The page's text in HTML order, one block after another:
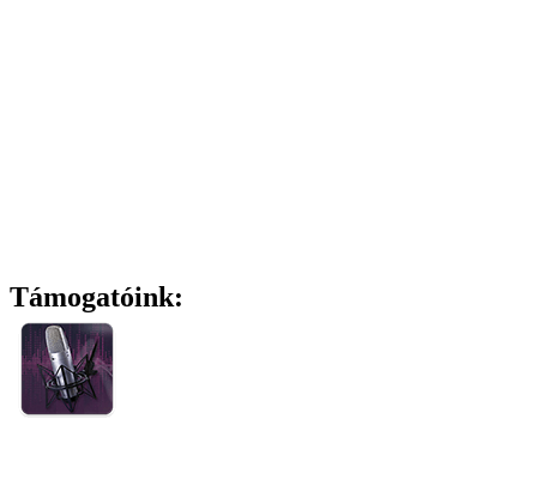
Támogatóink: